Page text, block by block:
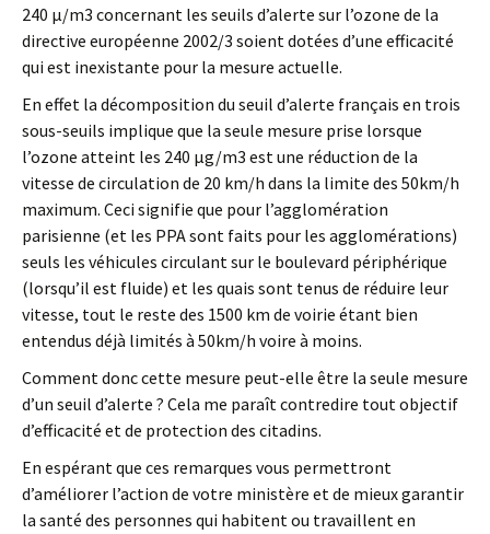
240 μ/m3 concernant les seuils d’alerte sur l’ozone de la
directive européenne 2002/3 soient dotées d’une efficacité
qui est inexistante pour la mesure actuelle.
En effet la décomposition du seuil d’alerte français en trois
sous-seuils implique que la seule mesure prise lorsque
l’ozone atteint les 240 μg/m3 est une réduction de la
vitesse de circulation de 20 km/h dans la limite des 50km/h
maximum. Ceci signifie que pour l’agglomération
parisienne (et les PPA sont faits pour les agglomérations)
seuls les véhicules circulant sur le boulevard périphérique
(lorsqu’il est fluide) et les quais sont tenus de réduire leur
vitesse, tout le reste des 1500 km de voirie étant bien
entendus déjà limités à 50km/h voire à moins.
Comment donc cette mesure peut-elle être la seule mesure
d’un seuil d’alerte ? Cela me paraît contredire tout objectif
d’efficacité et de protection des citadins.
En espérant que ces remarques vous permettront
d’améliorer l’action de votre ministère et de mieux garantir
la santé des personnes qui habitent ou travaillent en